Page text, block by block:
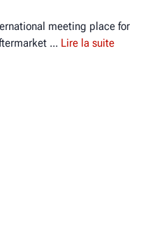
meeting place for
Lire la suite